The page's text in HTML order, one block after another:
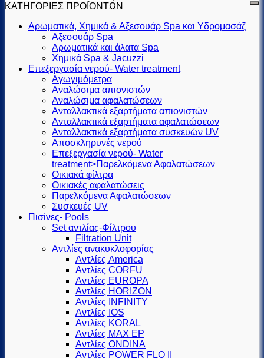
ΚΑΤΗΓΟΡΙΕΣ ΠΡΟΪΟΝΤΩΝ
Αρωματικά, Χημικά & Αξεσουάρ Spa και Υδρομασάζ
Αξεσουάρ Spa
Αρωματικά και άλατα Spa
Χημικά Spa & Jacuzzi
Επεξεργασία νερού- Water treatment
Αγωγιμόμετρα
Αναλώσιμα απιονιστών
Αναλώσιμα αφαλατώσεων
Ανταλλακτικά εξαρτήματα απιονιστών
Ανταλλακτικά εξαρτήματα αφαλατώσεων
Ανταλλακτικά εξαρτήματα συσκευών UV
Αποσκληρυνές νερού
Επεξεργασία νερού- Water
treatment>Παρελκόμενα Αφαλατώσεων
Οικιακά φίλτρα
Οικιακές αφαλατώσεις
Παρελκόμενα Αφαλατώσεων
Συσκευές UV
Πισίνες- Pools
Set αντλίας-Φίλτρου
Filtration Unit
Αντλίες ανακυκλοφορίας
Αντλίες America
Αντλίες CORFU
Αντλίες EUROPA
Αντλίες HORIZON
Αντλίες INFINITY
Αντλίες IOS
Αντλίες KORAL
Αντλίες MAX EP
Αντλίες ONDINA
Αντλίες POWER FLO II